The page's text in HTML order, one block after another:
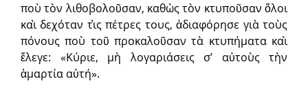
ποὺ τὸν λιθοβολοῦσαν, καθὼς τὸν κτυποῦσαν ὅλοι
καὶ δεχόταν τὶς πέτρες τους, ἀδιαφόρησε γιὰ τοὺς
πόνους ποὺ τοῦ προκαλοῦσαν τὰ κτυπήματα καὶ
ἔλεγε: «Κύριε, μὴ λογαριάσεις σ’ αὐτοὺς τὴν
ἁμαρτία αὐτή».